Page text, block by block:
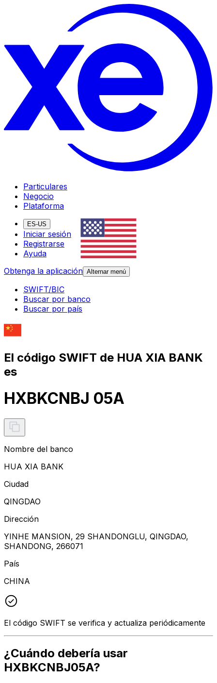
Particulares
Negocio
Plataforma
ES-US
Iniciar sesión
Registrarse
Ayuda
Obtenga la aplicación Alternar menú
SWIFT/BIC
Buscar por banco
Buscar por país
El código SWIFT de HUA XIA BANK
es
HXBKCNBJ 05A
Nombre del banco
HUA XIA BANK
Ciudad
QINGDAO
Dirección
YINHE MANSION, 29 SHANDONGLU, QINGDAO,
SHANDONG, 266071
País
CHINA
El código SWIFT se verifica y actualiza periódicamente
¿Cuándo debería usar
HXBKCNBJ05A?